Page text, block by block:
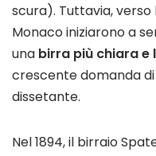
scura). Tuttavia,
Monaco iniziarono a
una birra più chiara e
crescente domanda
dissetante.
Nel 1894, il birraio